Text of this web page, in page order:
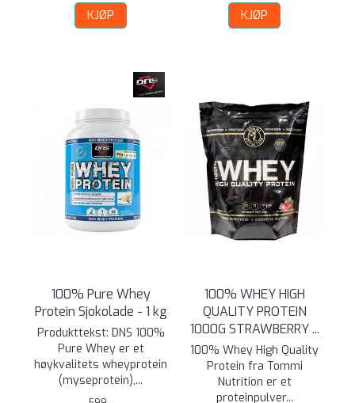
KJØP KJØP
100% Pure Whey
Protein Sjokolade - 1 kg
Produkttekst: DNS 100%
Pure Whey er et
høykvalitets wheyprotein
(myseprotein),...
100% WHEY HIGH
QUALITY PROTEIN
1000G STRAWBERRY ...
100% Whey High Quality
Protein fra Tommi
Nutrition er et
proteinpulver...